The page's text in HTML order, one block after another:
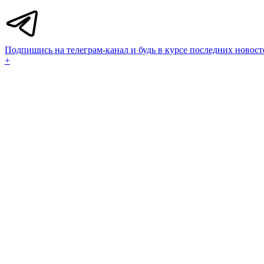
Подпишись на телеграм-канал и будь в курсе последних
+